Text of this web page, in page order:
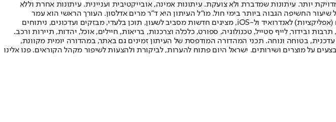
יותר. עיתונות שמדברת ולא צועקת. עיתונות אמינה, אובייקטיבית ועניינית. עיתונות אחרת וללא
וב-2010 הפך "ישראל היום" לעיתון הישראלי בעל שיעור החשיפה הגבוה ביותר בימי חול. מו"ל העיתון היא ד"ר מרים אדלסון. העורך הראשי הוא עמר
לחמנוביץ, והעורך המייסד הוא עמוס רגב. אתרי האינטרנט של "ישראל היום" בעברית ובאנגלית, כמו כן היישומונים (אפליקציות) לאנדרואיד ול-iOS, מציגים חדשות מסביב לשעון, תוכן בלעדי, מבזקים ועדכונים, ניתוחים
ובידור, לייף סטייל, טכנולוגיה, ספורט, כלכלה וצרכנות, בריאות, חיילים, אוכל, יהדות, תיירות ורכב.
עדכנית, בטוחה ונוחה. תכני המהדורה המודפסת של העיתון זמינים גם באתר, במהדורה יומית מקוונת,
על מוצרים ושירותים. ישראל היום פתוח להערות, לביקורת ולהצעות לשיפור מקהל הקוראים. פנו אלינו